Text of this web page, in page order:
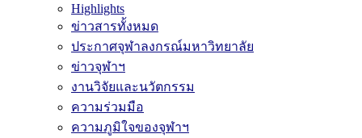
Highlights
ข่าวสารทั้งหมด
ประกาศจุฬาลงกรณ์มหาวิทยาลัย
ข่าวจุฬาฯ
งานวิจัยและนวัตกรรม
ความร่วมมือ
ความภูมิใจของจุฬาฯ